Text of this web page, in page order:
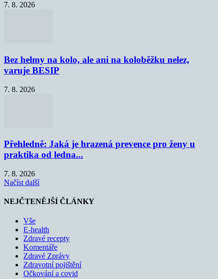
7. 8. 2026
Bez helmy na kolo, ale ani na koloběžku nelez,
varuje BESIP
7. 8. 2026
Přehledně: Jaká je hrazená prevence pro ženy u
praktika od ledna...
7. 8. 2026
Načíst další
NEJČTENĚJŠÍ ČLÁNKY
Vše
E-health
Zdravé recepty
Komentáře
Zdravé Zprávy
Zdravotní pojištění
Očkování a covid